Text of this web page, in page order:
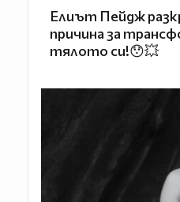
Елиът Пейдж
причина за
тялото си!😯💥